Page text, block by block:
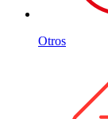
Otros